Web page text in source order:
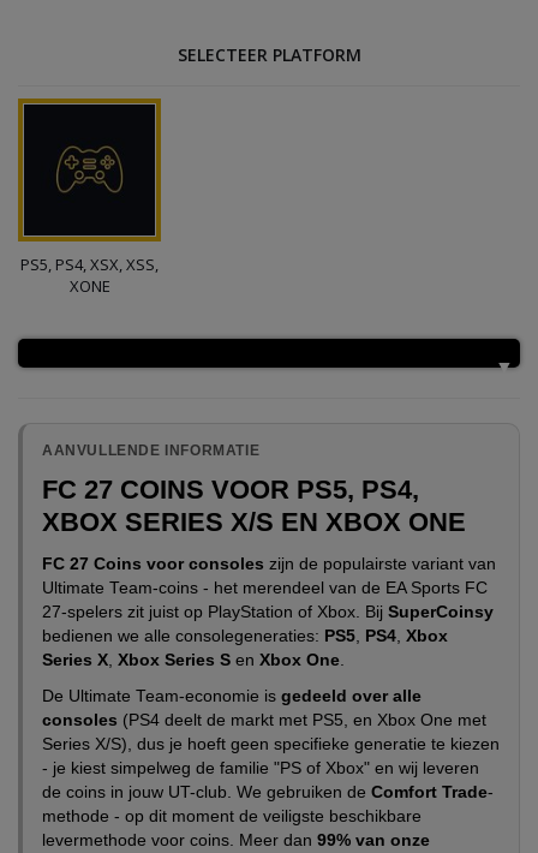
SELECTEER PLATFORM
PS5, PS4, XSX, XSS,
XONE
AANVULLENDE INFORMATIE
FC 27 COINS VOOR PS5, PS4,
XBOX SERIES X/S EN XBOX ONE
FC 27 Coins voor consoles zijn de populairste variant van
Ultimate Team-coins - het merendeel van de EA Sports FC
27-spelers zit juist op PlayStation of Xbox. Bij SuperCoinsy
bedienen we alle consolegeneraties: PS5 PS4 Xbox
Series X Xbox Series S en Xbox One
De Ultimate Team-economie is gedeeld over alle
consoles (PS4 deelt de markt met PS5, en Xbox One met
Series X/S), dus je hoeft geen specifieke generatie te kiezen
- je kiest simpelweg de familie "PS of Xbox" en wij leveren
de coins in jouw UT-club. We gebruiken de Comfort Trade-
methode - op dit moment de veiligste beschikbare
levermethode voor coins. Meer dan 99% van onze